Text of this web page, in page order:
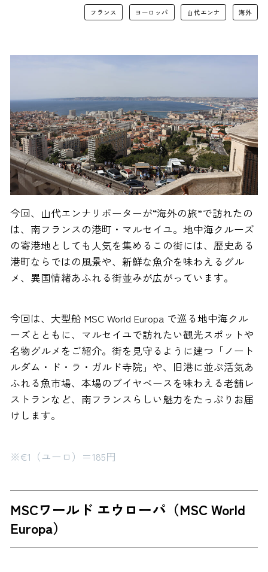
フランス ヨーロッパ 山代エンナ 海外
今回、山代エンナリポーターが“海外の旅”で訪れたの
は、南フランスの港町・マルセイユ。地中海クルーズ
の寄港地としても人気を集めるこの街には、歴史ある
港町ならではの風景や、新鮮な魚介を味わえるグル
メ、異国情緒あふれる街並みが広がっています。
今回は、大型船 MSC World Europa で巡る地中海クル
ーズとともに、マルセイユで訪れたい観光スポットや
名物グルメをご紹介。街を見守るように建つ「ノート
ルダム・ド・ラ・ガルド寺院」や、旧港に並ぶ活気あ
ふれる魚市場、本場のブイヤベースを味わえる老舗レ
ストランなど、南フランスらしい魅力をたっぷりお届
けします。
※€1（ユーロ）＝185円
MSCワールド エウローパ（MSC World
Europa）